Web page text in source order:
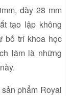
dày 28 mm
tạo lập không
bố trí khoa học
lãm là những
phẩm Royal